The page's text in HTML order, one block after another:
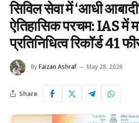
सिविल सेवा में ‘आधी
ऐतिहासिक परचम: IAS में
प्रतिनिधित्व रिकॉर्ड 41
ByFaizan Ashraf May 28, 2026
Share